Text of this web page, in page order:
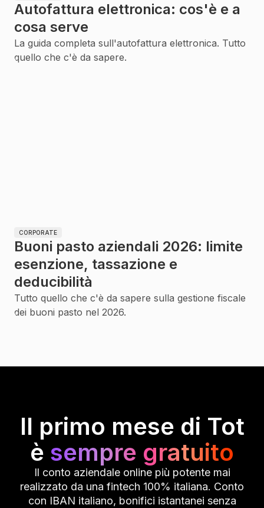
Autofattura elettronica: cos'è e a
cosa serve
La guida completa sull'autofattura elettronica. Tutto
quello che c'è da sapere.
CORPORATE
Buoni pasto aziendali 2026: limite
esenzione, tassazione e
deducibilità
Tutto quello che c'è da sapere sulla gestione fiscale
dei buoni pasto nel 2026.
Il primo mese di Tot
è sempre gratuito
Il conto aziendale online più potente mai
realizzato da una fintech 100% italiana. Conto
con IBAN italiano, bonifici istantanei senza